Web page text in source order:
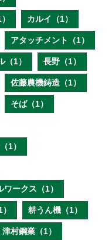
カルイ（1）
アタッチメント（1）
（1） 長野（1）
佐藤農機鋳造（1）
そば（1）
1）
ワークス（1）
耕うん機（1）
津村鋼業（1）